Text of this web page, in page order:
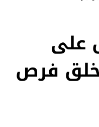
على
فرص